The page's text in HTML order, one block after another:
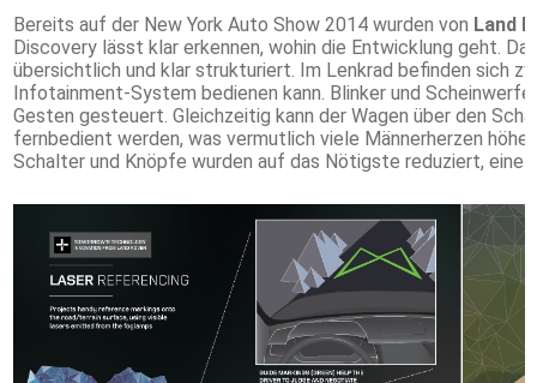
Bereits auf der New York Auto Show 2014 wurden von Land
Discovery lässt klar erkennen, wohin die Entwicklung geht.
übersichtlich und klar strukturiert. Im Lenkrad befinden sich
Infotainment-System bedienen kann. Blinker und
Gesten gesteuert. Gleichzeitig kann der Wagen über den
fernbedient werden, was vermutlich viele Männerherzen
Schalter und Knöpfe wurden auf das Nötigste reduziert, eine